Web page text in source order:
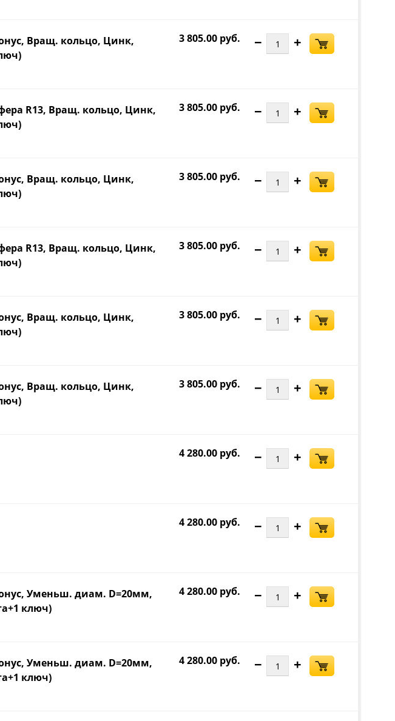
− +
3 805.00 руб.
Вращ. кольцо, Цинк,
− +
3 805.00 руб.
R13, Вращ. кольцо, Цинк,
− +
3 805.00 руб.
Вращ. кольцо, Цинк,
− +
3 805.00 руб.
R13, Вращ. кольцо, Цинк,
− +
3 805.00 руб.
Вращ. кольцо, Цинк,
− +
3 805.00 руб.
Вращ. кольцо, Цинк,
− +
4 280.00 руб.
− +
4 280.00 руб.
− +
4 280.00 руб.
Уменьш. диам. D=20мм,
ключ)
− +
4 280.00 руб.
Уменьш. диам. D=20мм,
ключ)